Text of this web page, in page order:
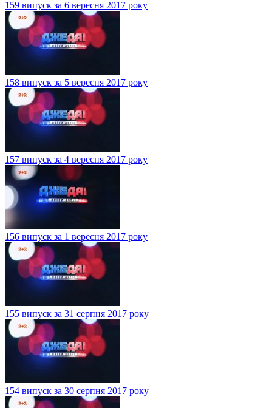
159 випуск за 6 вересня 2017 року
158 випуск за 5 вересня 2017 року
157 випуск за 4 вересня 2017 року
156 випуск за 1 вересня 2017 року
155 випуск за 31 серпня 2017 року
154 випуск за 30 серпня 2017 року